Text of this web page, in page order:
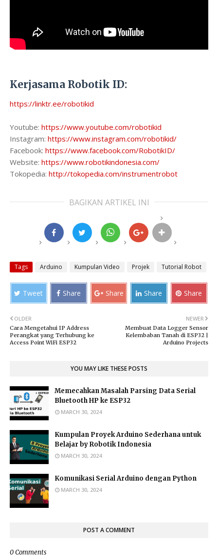
Kerjasama Robotik ID:
https://linktr.ee/robotikid
Youtube: https://www.youtube.com/robotikid
Instagram: https://www.instagram.com/robotikid/
Facebook: https://www.facebook.com/RobotikID/
Website: https://www.robotikindonesia.com/
Tokopedia: http://tokopedia.com/instrumentrobot
BAGIKAN ARTIKEL INI
Tags Arduino Kumpulan Video Projek Tutorial Robot
Tweet Share Share Share Share
NEWER
Membuat Data Logger Sensor
Kelembaban Tanah di ESP32 |
Arduino Projects
OLDER
Cara Mengetahui IP Address
Perangkat yang Terhubung ke
Access Point WiFi ESP32
YOU MAY LIKE THESE POSTS
Memecahkan Masalah Parsing Data Serial
Bluetooth HP ke ESP32
MARCH 30, 2024
Kumpulan Proyek Arduino Sederhana untuk
Belajar by Robotik Indonesia
MARCH 30, 2024
Komunikasi Serial Arduino dengan Python
MARCH 30, 2024
POST A COMMENT
0 Comments